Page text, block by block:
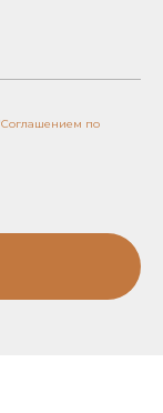
Соглашением по